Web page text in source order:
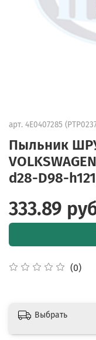
арт. 4Е0407285
Пыльник
d28-D98-
(0)
333.89
Выбрать